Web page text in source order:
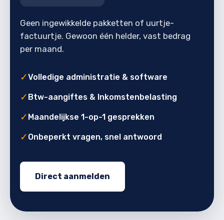
Geen ingewikkelde pakketten of uurtje-
factuurtje. Gewoon één helder, vast bedrag
per maand.
✓Volledige administratie & software
✓ Btw-aangiftes & Inkomstenbelasting
✓ Maandelijkse 1-op-1 gesprekken
✓ Onbeperkt vragen, snel antwoord
Direct aanmelden